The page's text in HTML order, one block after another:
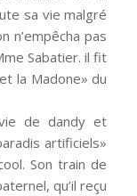
sa vie malgré
n’empêcha pas
Sabatier. il fit
la Madone» du
de dandy et
artificiels»
Son train de
qu’il reçu